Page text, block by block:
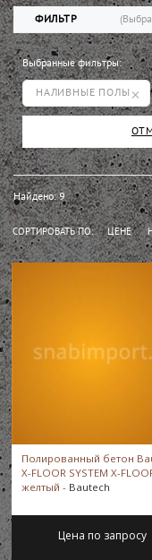
ФИЛЬТР
Скидки, Новинки,
Скидки
Хиты продаж
(нет результатов)
Коллекция
Baufloor
BAUMEX
Bautech
Pressbeton
СКРЫТЬ ФИЛЬТРЫ
Выбранные фильтры:
НАЛИВНЫЕ ПОЛЫ
Найдено: 9
СОРТИРОВАТЬ ПО: ЦЕНЕ
Полированный бетон
X-FLOOR SYSTEM X-
желтый - Bautech
Цена по запросу